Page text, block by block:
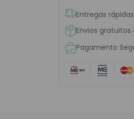
Entregas rápidas
Envios
Pagamento